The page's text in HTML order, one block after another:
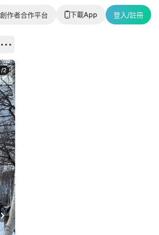
創作者合作平台 下載App 登入/註冊
Next slide
/2